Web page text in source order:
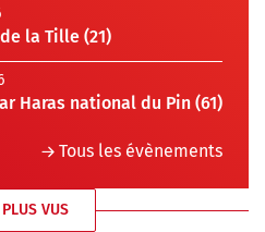
la Tille (21)
Haras national du Pin (61)
Tous les évènements
PLUS VUS